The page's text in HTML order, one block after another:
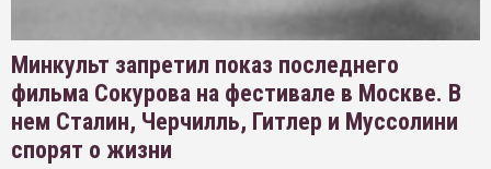
Минкульт запретил показ последнего
фильма Сокурова на фестивале в Москве. В
нем Сталин, Черчилль, Гитлер и Муссолини
спорят о жизни